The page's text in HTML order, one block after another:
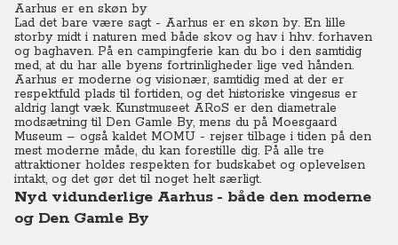
Aarhus er en skøn by
Lad det bare være sagt - Aarhus er en skøn by. En lille
storby midt i naturen med både skov og hav i hhv. forhaven
og baghaven. På en campingferie kan du bo i den samtidig
med, at du har alle byens fortrinligheder lige ved hånden.
Aarhus er moderne og visionær, samtidig med at der er
respektfuld plads til fortiden, og det historiske vingesus er
aldrig langt væk. Kunstmuseet ARoS er den diametrale
modsætning til Den Gamle By, mens du på Moesgaard
Museum – også kaldet MOMU - rejser tilbage i tiden på den
mest moderne måde, du kan forestille dig. På alle tre
attraktioner holdes respekten for budskabet og oplevelsen
intakt, og det gør det til noget helt særligt.
Nyd vidunderlige Aarhus - både den moderne
og Den Gamle By